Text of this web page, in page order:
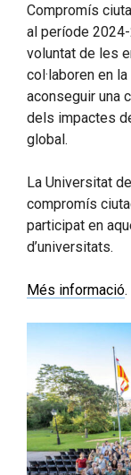
Compromís
al període
voluntat de les
col·laboren en
aconseguir una
dels impactes
global.
La Universitat
compromís
participat en
d’universitats.
Més informació.